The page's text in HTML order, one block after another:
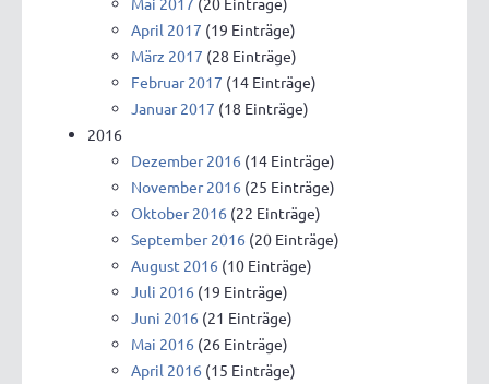
April 2017 (19 Einträge)
März 2017 (28 Einträge)
Februar 2017 (14 Einträge)
Januar 2017 (18 Einträge)
2016
Dezember 2016 (14 Einträge)
November 2016 (25 Einträge)
Oktober 2016 (22 Einträge)
September 2016 (20 Einträge)
August 2016 (10 Einträge)
Juli 2016 (19 Einträge)
Juni 2016 (21 Einträge)
Mai 2016 (26 Einträge)
April 2016 (15 Einträge)